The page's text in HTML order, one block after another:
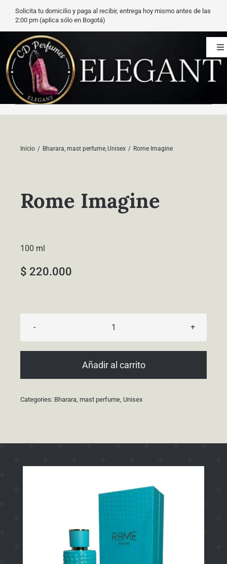
Saltar
contenido
Solicita tu domicilio y paga al recibir, entrega hoy mismo antes de las
2:00 pm (aplica sólo en Bogotá)
CD Perfumes
Blog
Contacto
Inicio Bharara mast perfume Unisex Rome Imagine
Rome Imagine
100 ml
$ 220.000
Rome
cantidad
Añadir al carrito
Categories: Bharara mast perfume Unisex